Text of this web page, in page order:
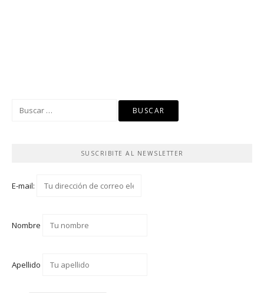
SUSCRIBITE AL NEWSLETTER
E-mail:
Nombre
Apellido